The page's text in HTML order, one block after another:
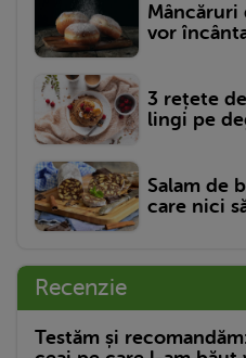
Mâncăruri
vor
3 rețete
lingi pe
Salam de
care nici
Recenzie
Testăm și